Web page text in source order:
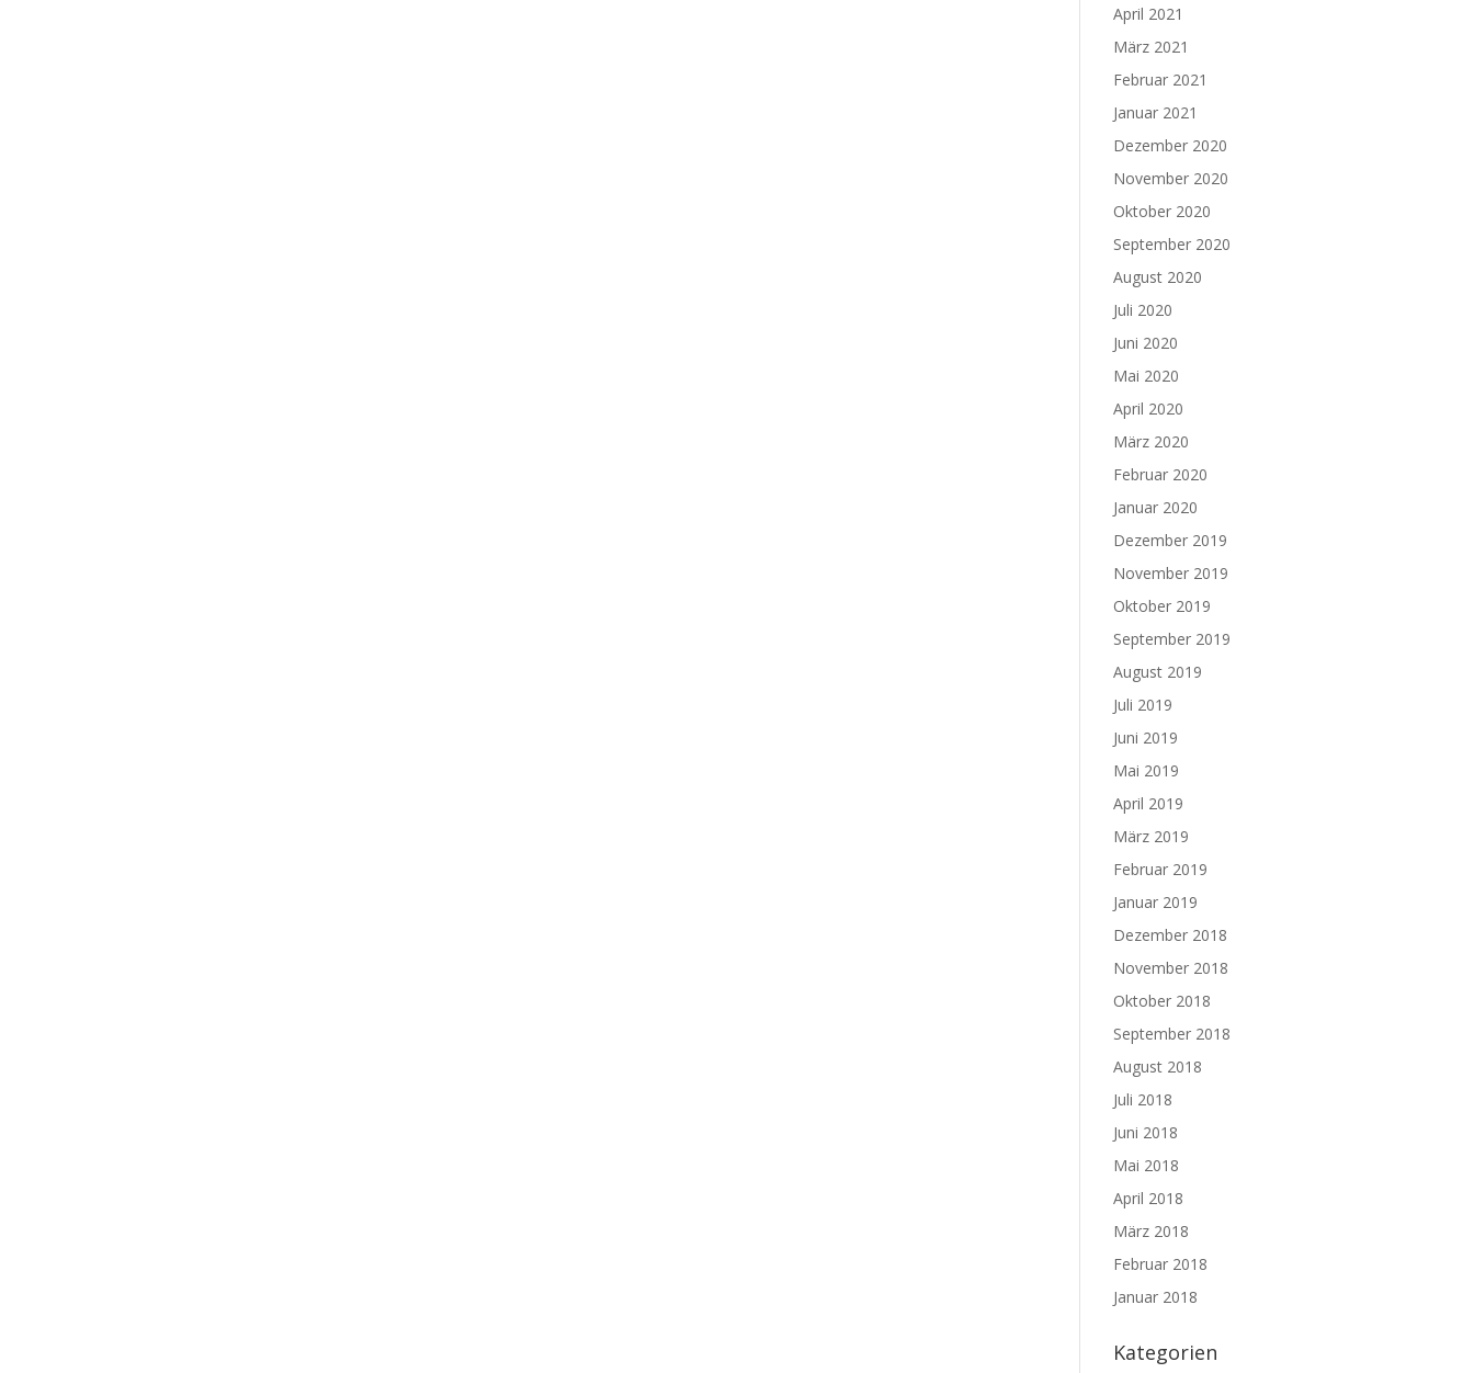
April 2021
März 2021
Februar 2021
Januar 2021
Dezember 2020
November 2020
Oktober 2020
September 2020
August 2020
Juli 2020
Juni 2020
Mai 2020
April 2020
März 2020
Februar 2020
Januar 2020
Dezember 2019
November 2019
Oktober 2019
September 2019
August 2019
Juli 2019
Juni 2019
Mai 2019
April 2019
März 2019
Februar 2019
Januar 2019
Dezember 2018
November 2018
Oktober 2018
September 2018
August 2018
Juli 2018
Juni 2018
Mai 2018
April 2018
März 2018
Februar 2018
Januar 2018
Kategorien